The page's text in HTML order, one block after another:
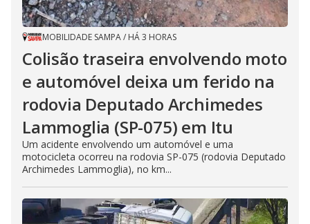
MOBILIDADE SAMPA/ HÁ 3 HORAS
Colisão traseira envolvendo moto
e automóvel deixa um ferido na
rodovia Deputado Archimedes
Lammoglia (SP-075) em Itu
Um acidente envolvendo um automóvel e uma
motocicleta ocorreu na rodovia SP-075 (rodovia Deputado
Archimedes Lammoglia), no km...